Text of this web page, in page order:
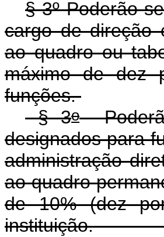
§ 3º Poderão
cargo de direção
ao quadro ou
máximo de dez
funções.
§ 3o
designados para
administração
ao quadro
de 10% (dez